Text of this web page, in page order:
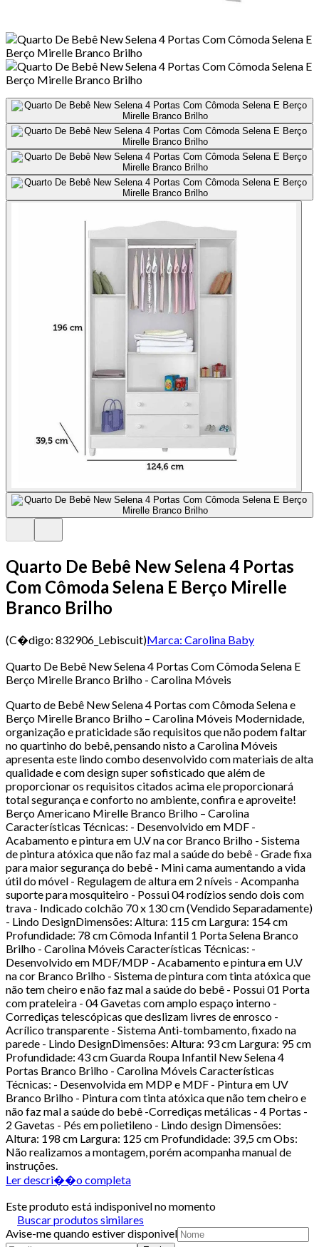
Quarto De Bebê New Selena 4 Portas
Com Cômoda Selena E Berço Mirelle
Branco Brilho
(C�digo: 832906_Lebiscuit)Marca: Carolina Baby
Quarto De Bebê New Selena 4 Portas Com Cômoda Selena E
Berço Mirelle Branco Brilho - Carolina Móveis
Quarto de Bebê New Selena 4 Portas com Cômoda Selena e
Berço Mirelle Branco Brilho – Carolina Móveis Modernidade,
organização e praticidade são requisitos que não podem faltar
no quartinho do bebê, pensando nisto a Carolina Móveis
apresenta este lindo combo desenvolvido com materiais de alta
qualidade e com design super sofisticado que além de
proporcionar os requisitos citados acima ele proporcionará
total segurança e conforto no ambiente, confira e aproveite!
Berço Americano Mirelle Branco Brilho – Carolina
Características Técnicas: - Desenvolvido em MDF -
Acabamento e pintura em U.V na cor Branco Brilho - Sistema
de pintura atóxica que não faz mal a saúde do bebê - Grade fixa
para maior segurança do bebê - Mini cama aumentando a vida
útil do móvel - Regulagem de altura em 2 níveis - Acompanha
suporte para mosquiteiro - Possui 04 rodízios sendo dois com
trava - Indicado colchão 70 x 130 cm (Vendido Separadamente)
- Lindo DesignDimensões: Altura: 115 cm Largura: 154 cm
Profundidade: 78 cm Cômoda Infantil 1 Porta Selena Branco
Brilho - Carolina Móveis Características Técnicas: -
Desenvolvido em MDF/MDP - Acabamento e pintura em U.V
na cor Branco Brilho - Sistema de pintura com tinta atóxica que
não tem cheiro e não faz mal a saúde do bebê - Possui 01 Porta
com prateleira - 04 Gavetas com amplo espaço interno -
Corrediças telescópicas que deslizam livres de enrosco -
Acrílico transparente - Sistema Anti-tombamento, fixado na
parede - Lindo DesignDimensões: Altura: 93 cm Largura: 95 cm
Profundidade: 43 cm Guarda Roupa Infantil New Selena 4
Portas Branco Brilho - Carolina Móveis Características
Técnicas: - Desenvolvida em MDP e MDF - Pintura em UV
Branco Brilho - Pintura com tinta atóxica que não tem cheiro e
não faz mal a saúde do bebê -Corrediças metálicas - 4 Portas -
2 Gavetas - Pés em polietileno - Lindo design Dimensões:
Altura: 198 cm Largura: 125 cm Profundidade: 39,5 cm Obs:
Não realizamos a montagem, porém acompanha manual de
instruções.
Ler descri��o completa
Este produto está indisponivel no momento
Buscar produtos similares
Avise-me quando estiver disponivel